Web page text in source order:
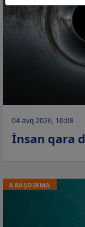
04 avq 2026, 10:08
İnsan qara
ARAŞDIRMA